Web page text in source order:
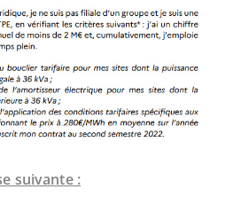
suivante :